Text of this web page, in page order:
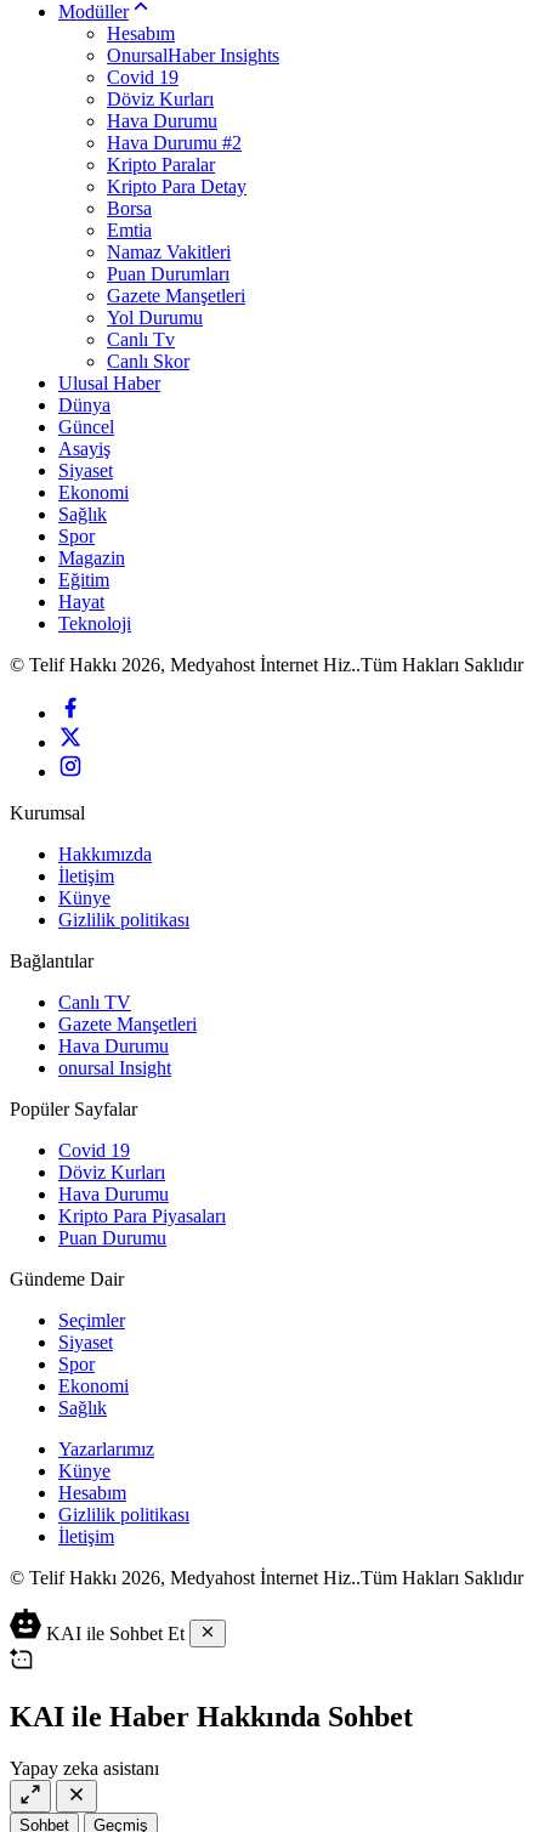
Modüller
Hesabım
OnursalHaber Insights
Covid 19
Döviz Kurları
Hava Durumu
Hava Durumu #2
Kripto Paralar
Kripto Para Detay
Borsa
Emtia
Namaz Vakitleri
Puan Durumları
Gazete Manşetleri
Yol Durumu
Canlı Tv
Canlı Skor
Ulusal Haber
Dünya
Güncel
Asayiş
Siyaset
Ekonomi
Sağlık
Spor
Magazin
Eğitim
Hayat
Teknoloji
© Telif Hakkı 2026, Medyahost İnternet Hiz..Tüm Hakları Saklıdır
Kurumsal
Hakkımızda
İletişim
Künye
Gizlilik politikası
Bağlantılar
Canlı TV
Gazete Manşetleri
Hava Durumu
onursal Insight
Popüler Sayfalar
Covid 19
Döviz Kurları
Hava Durumu
Kripto Para Piyasaları
Puan Durumu
Gündeme Dair
Seçimler
Siyaset
Spor
Ekonomi
Sağlık
Yazarlarımız
Künye
Hesabım
Gizlilik politikası
İletişim
© Telif Hakkı 2026, Medyahost İnternet Hiz..Tüm Hakları Saklıdır
casino
siteleri
casino
2023
lordcasino
canlı
casino
siteleri
iyi
casino
vdcasino
vdcasino
giriş
ev
yapımı
salça
KAI ile Sohbet Et
KAI ile Haber Hakkında Sohbet
Yapay zeka asistanı
Sohbet Geçmiş